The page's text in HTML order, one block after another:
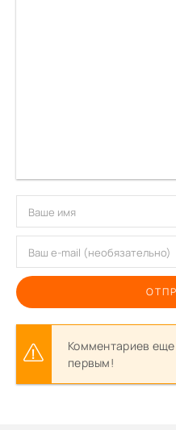
Комментариев
первым!